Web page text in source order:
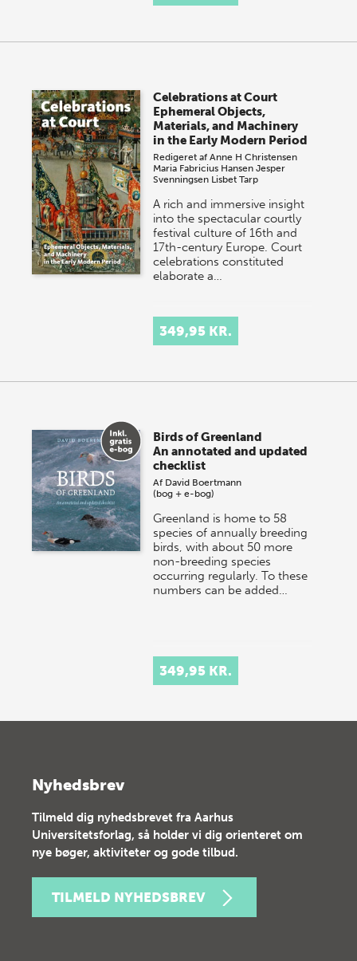
Celebrations at Court
Ephemeral Objects,
Materials, and Machinery
in the Early Modern Period
Redigeret afAnne H Christensen
Maria Fabricius Hansen Jesper
Svenningsen Lisbet Tarp
A rich and immersive insight
into the spectacular courtly
festival culture of 16th and
17th-century Europe. Court
celebrations constituted
elaborate a…
349,95 KR.
Birds of Greenland
An annotated and updated
checklist
Af David Boertmann
(bog + e-bog)
Greenland is home to 58
species of annually breeding
birds, with about 50 more
non-breeding species
occurring regularly. To these
numbers can be added…
349,95 KR.
Nyhedsbrev
Tilmeld dig nyhedsbrevet fra Aarhus
Universitetsforlag, så holder vi dig orienteret om
nye bøger, aktiviteter og gode tilbud.
TILMELD NYHEDSBREV